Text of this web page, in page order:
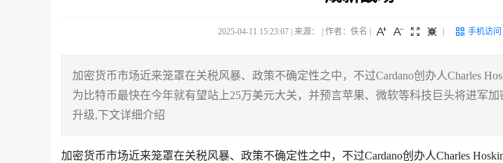
2025-04-11 15:23:07 | 来源： | 作者：佚名 手机访问
加密货币市场近来笼罩在关税风暴、政策不确定性之中，不过Cardano创办人Charles
为比特币最快在今年就有望站上25万美元大关，并预言苹果、微软等科技巨头将进军
升级,下文详细介绍
加密货币市场近来笼罩在关税风暴、政策不确定性之中，不过Cardano创办人Charles